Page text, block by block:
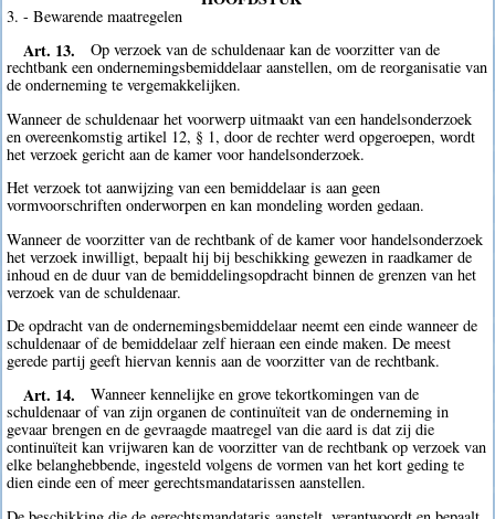
3. - Bewarende maatregelen
Art. 13.
Op verzoek van de schuldenaar kan de voorzitter van de
rechtbank een ondernemingsbemiddelaar aanstellen, om de reorganisatie van
de onderneming te vergemakkelijken.
Wanneer de schuldenaar het voorwerp uitmaakt van een handelsonderzoek
en overeenkomstig artikel 12, § 1, door de rechter werd opgeroepen, wordt
het verzoek gericht aan de kamer voor handelsonderzoek.
Het verzoek tot aanwijzing van een bemiddelaar is aan geen
vormvoorschriften onderworpen en kan mondeling worden gedaan.
Wanneer de voorzitter van de rechtbank of de kamer voor handelsonderzoek
het verzoek inwilligt, bepaalt hij bij beschikking gewezen in raadkamer de
inhoud en de duur van de bemiddelingsopdracht binnen de grenzen van het
verzoek van de schuldenaar.
De opdracht van de ondernemingsbemiddelaar neemt een einde wanneer de
schuldenaar of de bemiddelaar zelf hieraan een einde maken. De meest
gerede partij geeft hiervan kennis aan de voorzitter van de rechtbank.
Art. 14.
Wanneer kennelijke en grove tekortkomingen van de
schuldenaar of van zijn organen de continuïteit van de onderneming in
gevaar brengen en de gevraagde maatregel van die aard is dat zij die
continuïteit kan vrijwaren kan de voorzitter van de rechtbank op verzoek van
elke belanghebbende, ingesteld volgens de vormen van het kort geding te
dien einde een of meer gerechtsmandatarissen aanstellen.